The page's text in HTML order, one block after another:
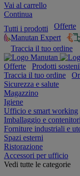
Vai al carrello
Continua
Tutti i prodotti
Offerte
Manutan Expert
Traccia il tuo ordine
Offerte Prodotti
Traccia il tuo ordine
Sicurezza e salute
Magazzino
Igiene
Ufficio e smart working
Imballaggio e contenitori
Forniture industriali e
Spazi esterni
Ristorazione
Accessori per ufficio
Vedi tutte le categorie